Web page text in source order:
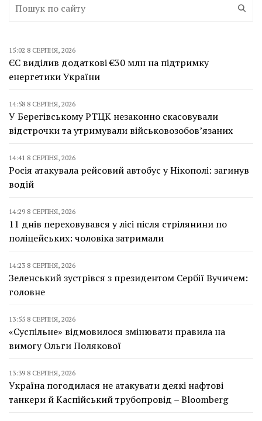
15:02 8 СЕРПНЯ, 2026
ЄС виділив додаткові €30 млн на підтримку
енергетики України
14:58 8 СЕРПНЯ, 2026
У Берегівському РТЦК незаконно скасовували
відстрочки та утримували військовозобов’язаних
14:41 8 СЕРПНЯ, 2026
Росія атакувала рейсовий автобус у Нікополі: загинув
водій
14:29 8 СЕРПНЯ, 2026
11 днів переховувався у лісі після стрілянини по
поліцейських: чоловіка затримали
14:23 8 СЕРПНЯ, 2026
Зеленський зустрівся з президентом Сербії Вучичем:
головне
13:55 8 СЕРПНЯ, 2026
«Суспільне» відмовилося змінювати правила на
вимогу Ольги Полякової
13:39 8 СЕРПНЯ, 2026
Україна погодилася не атакувати деякі нафтові
танкери й Каспійський трубопровід – Bloomberg